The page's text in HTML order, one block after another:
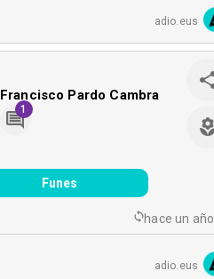
adio.eus
Francisco Pardo Cambra
1
Funes
hace un año
adio.eus